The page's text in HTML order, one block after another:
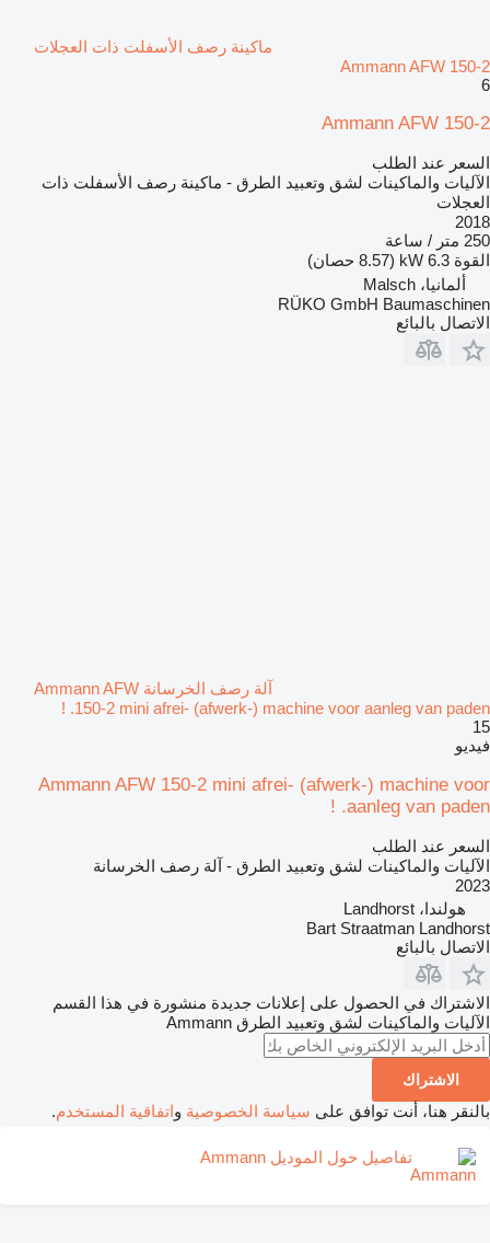
ماكينة رصف الأسفلت ذات العجلات
Ammann AFW 150-2
6
Ammann AFW 150-2
السعر عند الطلب
الآليات والماكينات لشق وتعبيد الطرق - ماكينة رصف الأسفلت ذات
العجلات
2018
250 متر / ساعة
القوة 6.3 kW (8.57 حصان)
ألمانيا، Malsch
RÜKO GmbH Baumaschinen
الاتصال بالبائع
آلة رصف الخرسانة Ammann AFW
150-2 mini afrei- (afwerk-) machine voor aanleg van paden. !
15
فيديو
Ammann AFW 150-2 mini afrei- (afwerk-) machine voor
aanleg van paden. !
السعر عند الطلب
الآليات والماكينات لشق وتعبيد الطرق - آلة رصف الخرسانة
2023
هولندا، Landhorst
Bart Straatman Landhorst
الاتصال بالبائع
الاشتراك في الحصول على إعلانات جديدة منشورة في هذا القسم
الآليات والماكينات لشق وتعبيد الطرق Ammann
الاشتراك
بالنقر هنا، أنت توافق على سياسة الخصوصية واتفاقية المستخدم.
تفاصيل حول الموديل Ammann